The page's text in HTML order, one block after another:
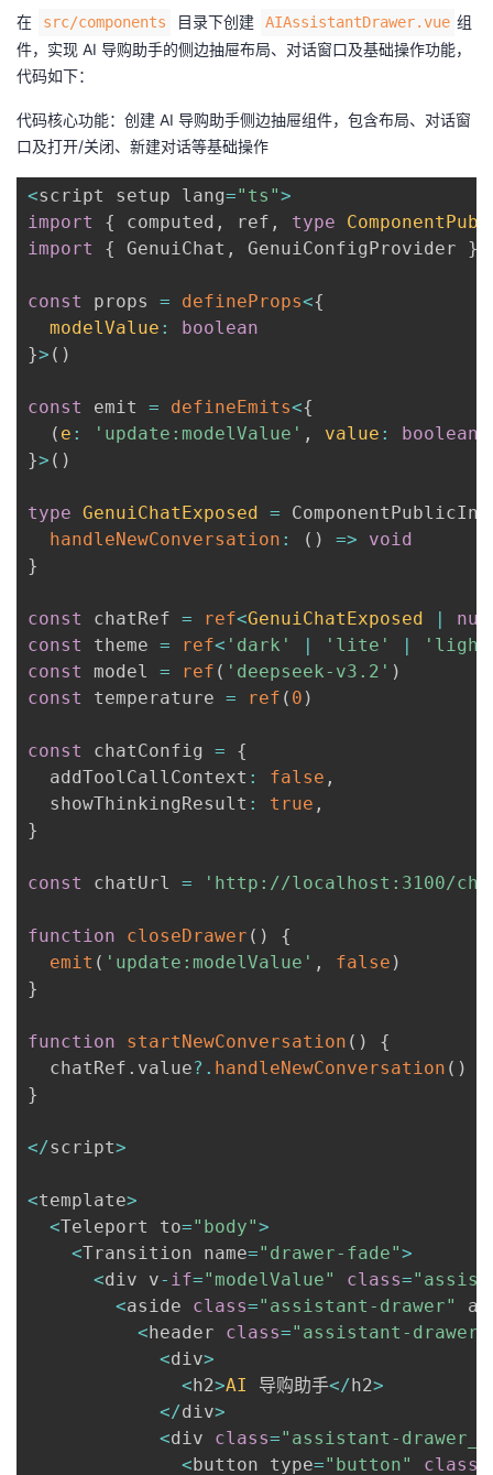
在 src/components 目录下创建 AIAssistantDrawer.vue 组
件，实现 AI 导购助手的侧边抽屉布局、对话窗口及基础操作功能，
代码如下：
代码核心功能：创建 AI 导购助手侧边抽屉组件，包含布局、对话窗
口及打开/关闭、新建对话等基础操作
<script setup lang="ts">
import
{ computed , ref , type
import
{ GenuiChat , GenuiConfigProvider }
const props = defineProps<{
  modelValue
:
boolean
}> ( )
const emit = defineEmits<{
( e : 'update:modelValue' , value : boolean
}> ( )
type GenuiChatExposed =
handleNewConversation : ( ) =>
void
}
const chatRef = ref<GenuiChatExposed |
const
theme = ref< 'dark' | 'lite' |
const
model = ref ( 'deepseek-v3.2' )
const
temperature = ref ( 0 )
const chatConfig =
{
  addToolCallContext
: false ,
  showThinkingResult
: true ,
}
const chatUrl = 'http://localhost:3100/
function closeDrawer ( )
{
emit ( 'update:modelValue' , false )
}
function startNewConversation ( )
{
  chatRef
. value?. handleNewConversation ( )
}
</script>
<template>
<Teleport to="body">
<Transition name="drawer-fade">
<div v- if="modelValue" class=
<aside class="assistant-drawer"
<header class="assistant-
<div>
<h2>AI 导购助手</h2>
</div>
<div class="assistant-
<button type="button" class